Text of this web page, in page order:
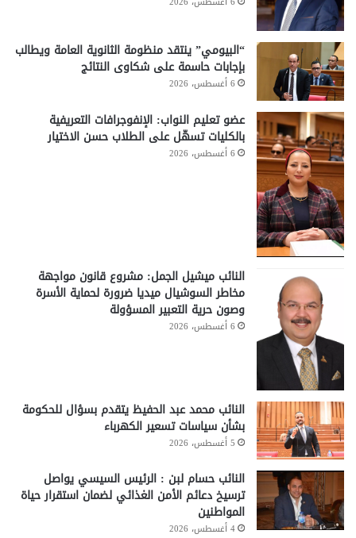
“البيومي” ينتقد منظومة الثانوية العامة ويطالب
بإجابات حاسمة على شكاوى النتائج
6 أغسطس، 2026
عضو تعليم النواب: الإنفوجرافات التعريفية
بالكليات تسهّل على الطلاب حسن الاختيار
6 أغسطس، 2026
النائب ميشيل الجمل: مشروع قانون مواجهة
مخاطر السوشيال ميديا ضرورة لحماية الأسرة
وصون حرية التعبير المسؤولة
6 أغسطس، 2026
النائب محمد عبد الحفيظ يتقدم بسؤال للحكومة
بشأن سياسات تسعير الكهرباء
5 أغسطس، 2026
النائب حسام لبن : الرئيس السيسي يواصل
ترسيخ دعائم الأمن الغذائي لضمان استقرار حياة
المواطنين
4 أغسطس، 2026